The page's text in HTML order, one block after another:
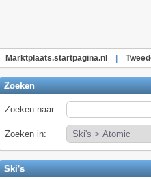
Marktplaats.startpagina.nl
Zoeken
Zoeken naar:
Zoeken in:
Ski's